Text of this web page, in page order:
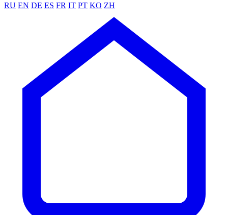
RU EN DE ES FR IT PT KO ZH